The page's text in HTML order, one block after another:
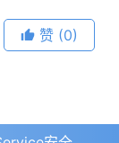
赞 (0)